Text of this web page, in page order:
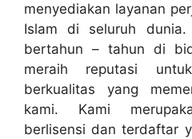
menyediakan layanan
Islam di seluruh dunia.
bertahun – tahun di
meraih reputasi
berkualitas yang
kami. Kami
berlisensi dan terdaftar